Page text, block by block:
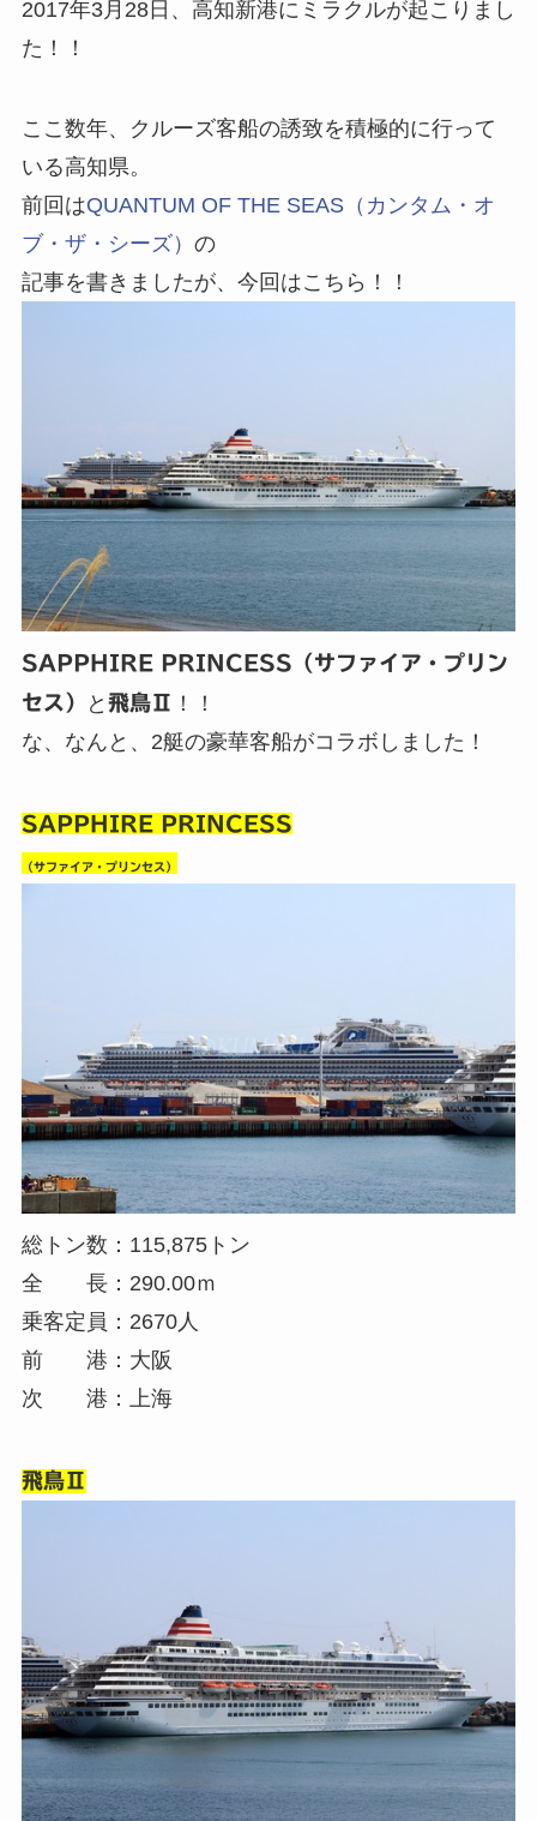
2017年3月28日、高知新港にミラクルが起こりまし
た！！
ここ数年、クルーズ客船の誘致を積極的に行って
いる高知県。
前回はQUANTUM OF THE SEAS（カンタム・オ
ブ・ザ・シーズ） の
記事を書きましたが、今回はこちら！！
SAPPHIRE PRINCESS（サファイア・プリン
セス）
と 飛鳥Ⅱ ！！
な、なんと、2艇の豪華客船がコラボしました！
SAPPHIRE PRINCESS
（サファイア・プリンセス）
総トン数：115,875トン
全 長：290.00ｍ
乗客定員：2670人
前 港：大阪
次 港：上海
飛鳥Ⅱ